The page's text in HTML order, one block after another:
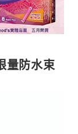
量防水束